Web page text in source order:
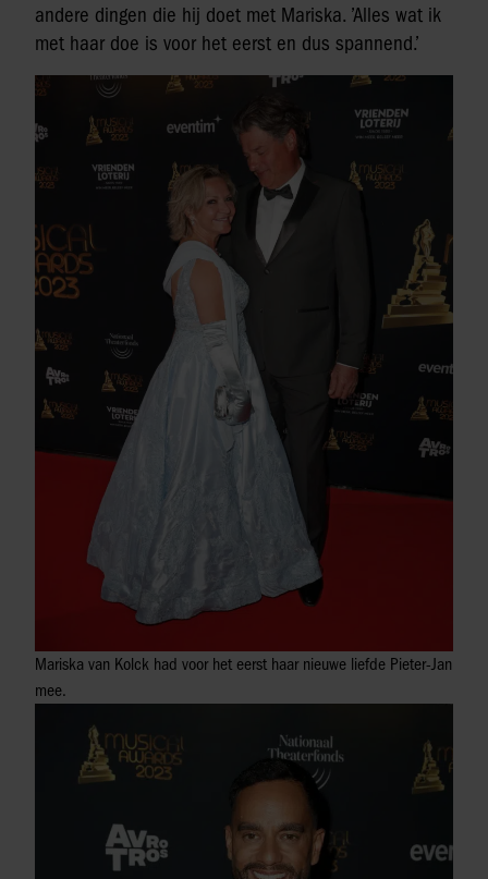
andere dingen die hij doet met Mariska. ’Alles wat ik
met haar doe is voor het eerst en dus spannend.’
Mariska van Kolck had voor het eerst haar nieuwe liefde Pieter-Jan
mee.